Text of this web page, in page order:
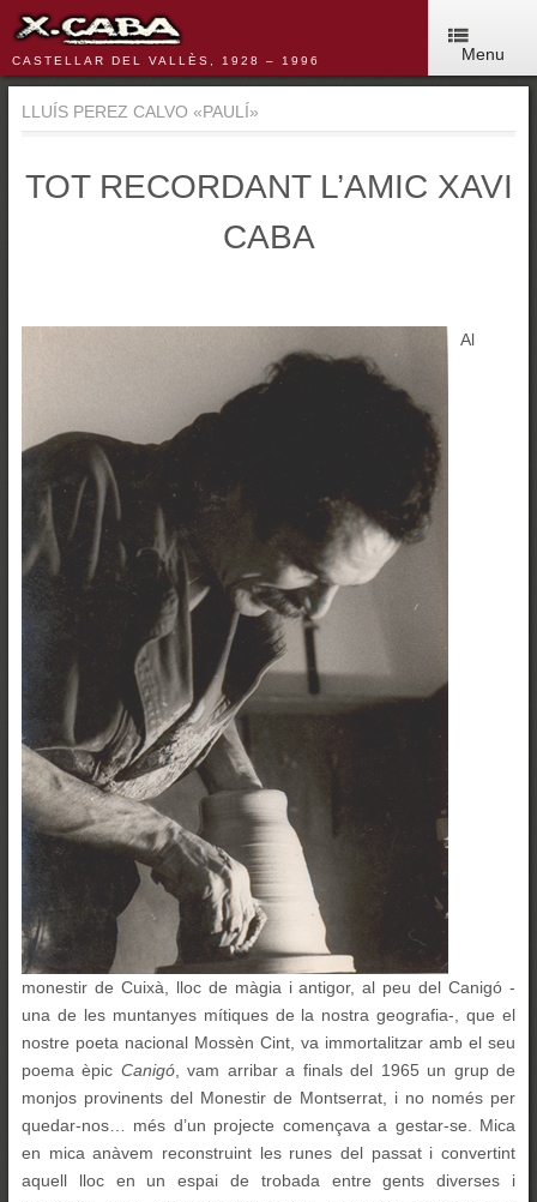
CASTELLAR DEL VALLÈS, 1928 – 1996 Menu
LLUÍS PEREZ CALVO «PAULÍ»
TOT RECORDANT L’AMIC XAVI
CABA
Al
monestir de Cuixà, lloc de màgia i antigor, al peu del Canigó -
una de les muntanyes mítiques de la nostra geografia-, que el
nostre poeta nacional Mossèn Cint, va immortalitzar amb el seu
poema èpic Canigó, vam arribar a finals del 1965 un grup de
monjos provinents del Monestir de Montserrat, i no només per
quedar-nos… més d’un projecte començava a gestar-se. Mica
en mica anàvem reconstruint les runes del passat i convertint
aquell lloc en un espai de trobada entre gents diverses i